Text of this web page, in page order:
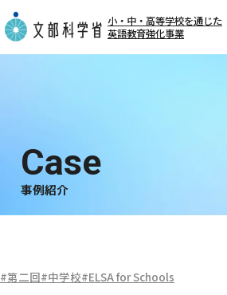
小・中・高等学校を通じた
英語教育強化事業
AI英語勉強会
事例紹介
事例紹介
第二回 中学校 ELSA for Schools